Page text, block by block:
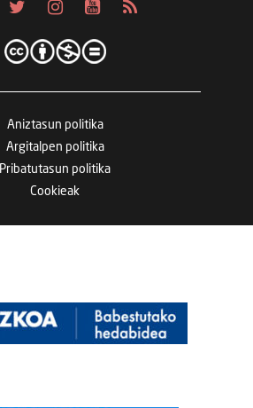
Aniztasun politika
Argitalpen politika
Pribatutasun politika
Cookieak